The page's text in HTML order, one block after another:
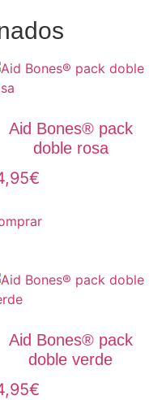
Aid Bones® pack
doble rosa
€
Aid Bones® pack
doble verde
€